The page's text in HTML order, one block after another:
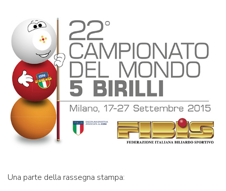
Una parte della rassegna stampa: